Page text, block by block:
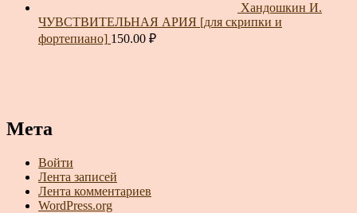
Хандошкин И.
ЧУВСТВИТЕЛЬНАЯ АРИЯ [для скрипки и
фортепиано] 150.00 ₽
Мета
Войти
Лента записей
Лента комментариев
WordPress.org